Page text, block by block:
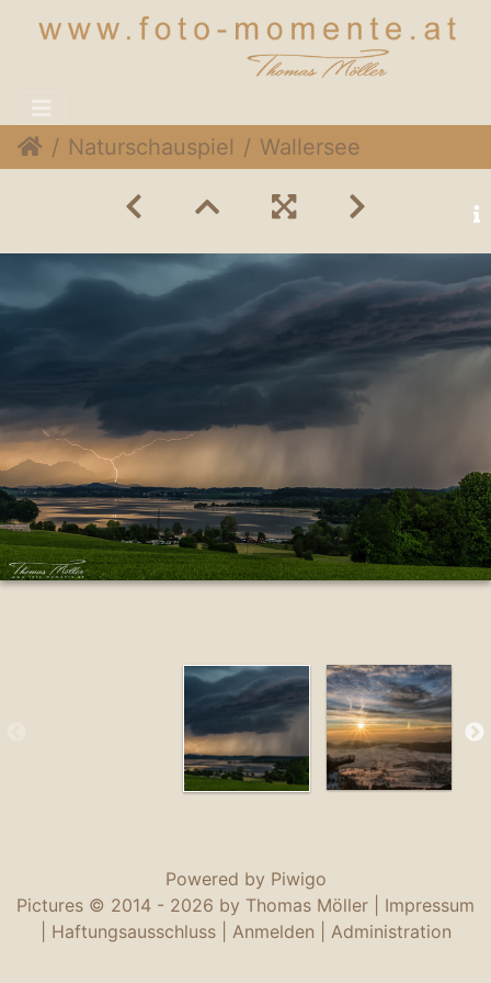
Naturschauspiel Wallersee
Powered by Piwigo
Pictures © 2014 - 2026 by Thomas Möller | Impressum
Haftungsausschluss| Anmelden Administration